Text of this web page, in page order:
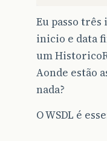
Eu passo
inicio e data
um
Aonde estão
nada?
O WSDL é